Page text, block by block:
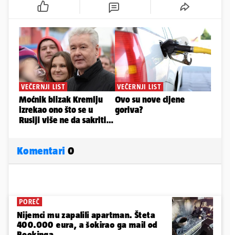
Komentari 0
POREČ
Nijemci mu zapalili apartman. Šteta
400.000 eura, a šokirao ga mail od